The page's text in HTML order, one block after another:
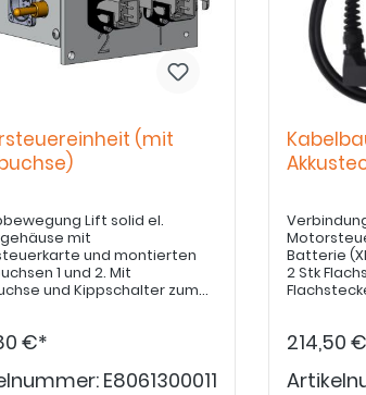
(mit
Lift solid el.
mit
und montierten
1 und 2. Mit
und Kippschalter zum
Ladegerät
E8061300127.
€*
E8061300011
Batterie
2 Stk
214,50